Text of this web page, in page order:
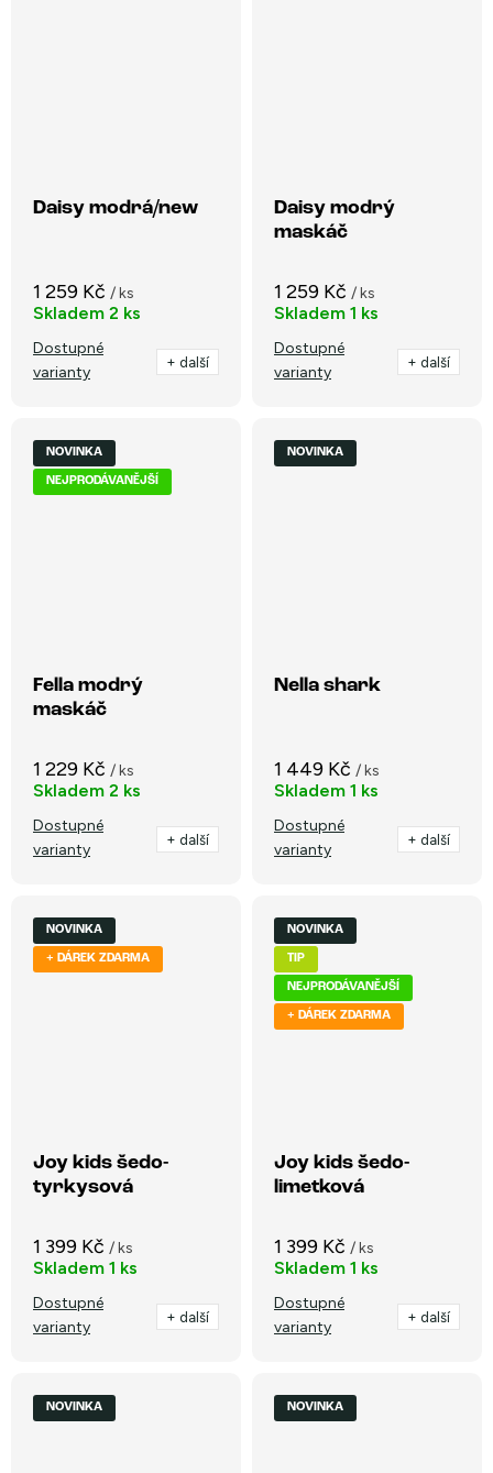
Daisy modrá/new
1 259 Kč / ks
Skladem 2 ks
Dostupné
varianty
+ další
Daisy modrý
maskáč
1 259 Kč / ks
Skladem 1 ks
Dostupné
varianty
+ další
NOVINKA
NEJPRODÁVANĚJŠÍ
Fella modrý
maskáč
1 229 Kč / ks
Skladem 2 ks
Dostupné
varianty
+ další
NOVINKA
Nella shark
1 449 Kč / ks
Skladem 1 ks
Dostupné
varianty
+ další
NOVINKA
+ DÁREK ZDARMA
Joy kids šedo-
tyrkysová
1 399 Kč / ks
Skladem 1 ks
Dostupné
varianty
+ další
NOVINKA
TIP
NEJPRODÁVANĚJŠÍ
+ DÁREK ZDARMA
Joy kids šedo-
limetková
1 399 Kč / ks
Skladem 1 ks
Dostupné
varianty
+ další
NOVINKA NOVINKA